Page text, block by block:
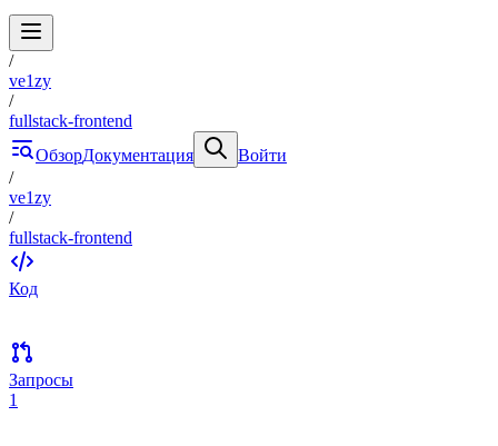
/
ve1zy
/
fullstack-frontend
ОбзорДокументация
Войти
/
ve1zy
/
fullstack-frontend
Код
Запросы
1